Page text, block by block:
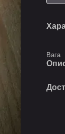
Вага